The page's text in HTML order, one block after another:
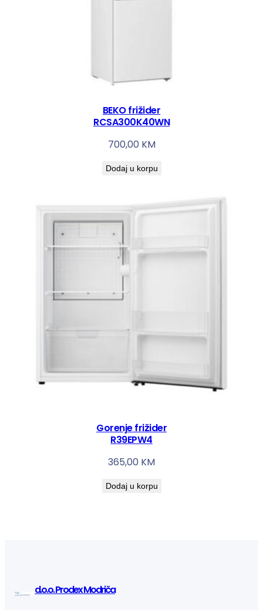
BEKO frižider
RCSA300K40WN
700,00 KM
Dodaj u korpu
Gorenje frižider
R39EPW4
365,00 KM
Dodaj u korpu
d.o.o. Prodex Modriča